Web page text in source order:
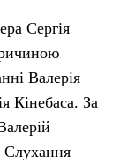
Сергія
Валерія
Кінебаса. За
Слухання